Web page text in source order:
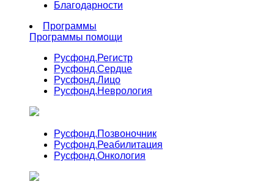
Благодарности
Программы
Программы помощи
Русфонд.Регистр
Русфонд.Сердце
Русфонд.Лицо
Русфонд.Неврология
Русфонд.Позвоночник
Русфонд.Реабилитация
Русфонд.Онкология